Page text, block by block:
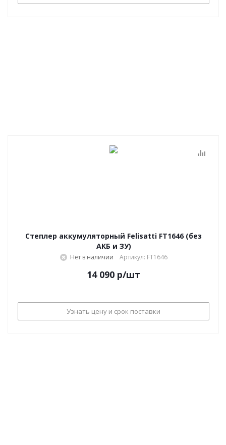
Степлер аккумуляторный Felisatti FT1646 (без
АКБ и ЗУ)
Нет в наличии Артикул: FT1646
14 090 р/шт
Узнать цену и срок поставки